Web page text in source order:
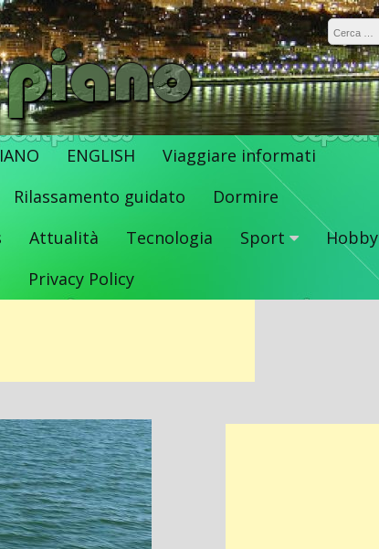
Ricerca per:
ENGLISH
Viaggiare informati
Rilassamento guidato
Dormire
Attualità Tecnologia Sport Hobby
Privacy Policy